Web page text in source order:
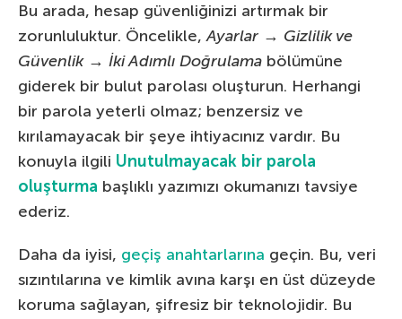
Bu arada, hesap güvenliğinizi artırmak bir
zorunluluktur. Öncelikle,Ayarlar → Gizlilik ve
Güvenlik→ İki Adımlı Doğrulama bölümüne
giderek bir bulut parolası oluşturun. Herhangi
bir parola yeterli olmaz; benzersiz ve
kırılamayacak bir şeye ihtiyacınız vardır. Bu
konuyla ilgili Unutulmayacak bir parola
oluşturma başlıklı yazımızı okumanızı tavsiye
ederiz.
Daha da iyisi, geçiş anahtarlarına geçin. Bu, veri
sızıntılarına ve kimlik avına karşı en üst düzeyde
koruma sağlayan, şifresiz bir teknolojidir. Bu